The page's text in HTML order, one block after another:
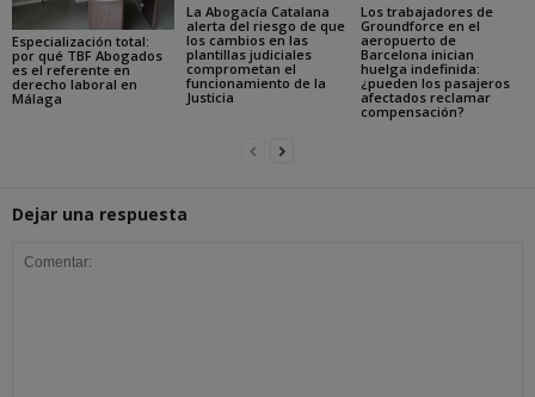
Especialización total:
por qué TBF Abogados
es el referente en
derecho laboral en
Málaga
La Abogacía Catalana
alerta del riesgo de que
los cambios en las
plantillas judiciales
comprometan el
funcionamiento de la
Justicia
Los trabajadores de
Groundforce en el
aeropuerto de
Barcelona inician
huelga indefinida:
¿pueden los pasajeros
afectados reclamar
compensación?
Dejar una respuesta